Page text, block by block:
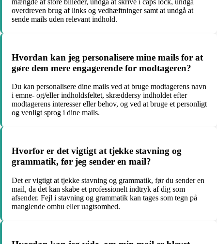
overdreven brug af links og vedhæftninger samt at undgå at
sende mails uden relevant indhold.
Hvordan kan jeg personalisere mine mails for at
gøre dem mere engagerende for modtageren?
Du kan personalisere dine mails ved at bruge modtagerens navn
i emne- og/eller indholdsfeltet, skræddersy indholdet efter
modtagerens interesser eller behov, og ved at bruge et personligt
og venligt sprog i dine mails.
Hvorfor er det vigtigt at tjekke stavning og
grammatik, før jeg sender en mail?
Det er vigtigt at tjekke stavning og grammatik, før du sender en
mail, da det kan skabe et professionelt indtryk af dig som
afsender. Fejl i stavning og grammatik kan tages som tegn på
manglende omhu eller uagtsomhed.